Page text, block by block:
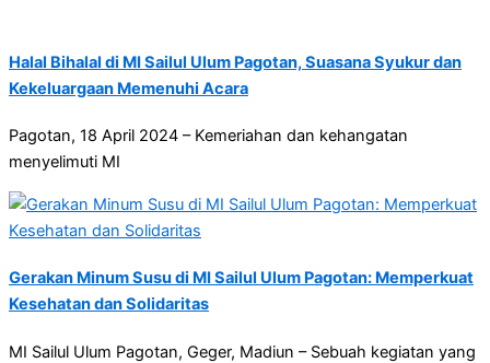
Halal Bihalal di MI Sailul Ulum Pagotan, Suasana Syukur dan
Kekeluargaan Memenuhi Acara
Pagotan, 18 April 2024 – Kemeriahan dan kehangatan
menyelimuti MI
Gerakan Minum Susu di MI Sailul Ulum Pagotan: Memperkuat
Kesehatan dan Solidaritas
MI Sailul Ulum Pagotan, Geger, Madiun – Sebuah kegiatan yang